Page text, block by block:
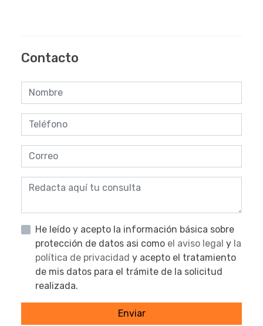
Contacto
He leído y acepto la información básica sobre
protección de datos asi como el aviso legal y la
política de privacidad y acepto el tratamiento
de mis datos para el trámite de la solicitud
realizada.
Enviar